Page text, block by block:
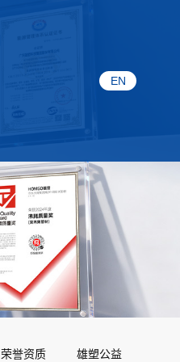
EN
荣誉资质 雄塑公益